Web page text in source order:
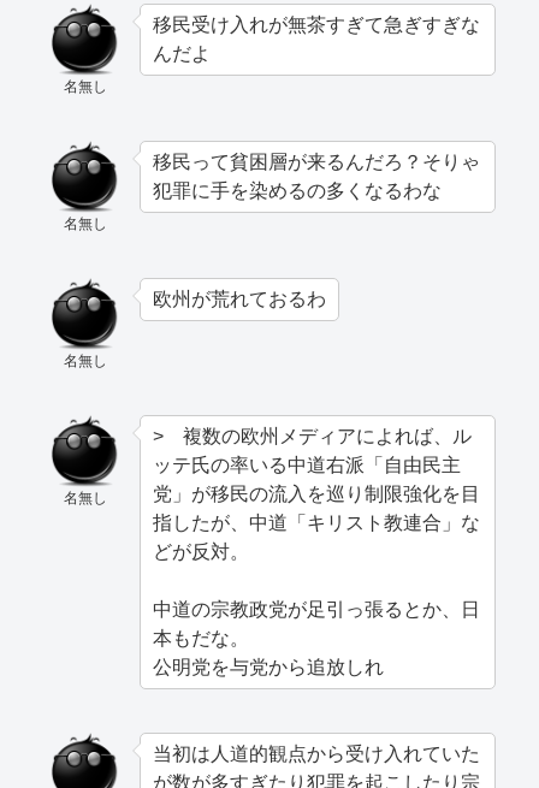
名無し
移民受け入れが無茶すぎて急ぎすぎな
んだよ
名無し
移民って貧困層が来るんだろ？そりゃ
犯罪に手を染めるの多くなるわな
名無し
欧州が荒れておるわ
名無し
> 複数の欧州メディアによれば、ル
ッテ氏の率いる中道右派「自由民主
党」が移民の流入を巡り制限強化を目
指したが、中道「キリスト教連合」な
どが反対。
中道の宗教政党が足引っ張るとか、日
本もだな。
公明党を与党から追放しれ
当初は人道的観点から受け入れていた
が数が多すぎたり犯罪を起こしたり宗